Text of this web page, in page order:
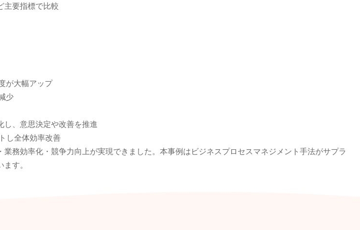
主要指標で比較
が大幅アップ
少
、意思決定や改善を推進
し全体効率改善
務効率化・競争力向上が実現できました。本事例はビジネスプロセスマネジメント手法がサプラ
す。